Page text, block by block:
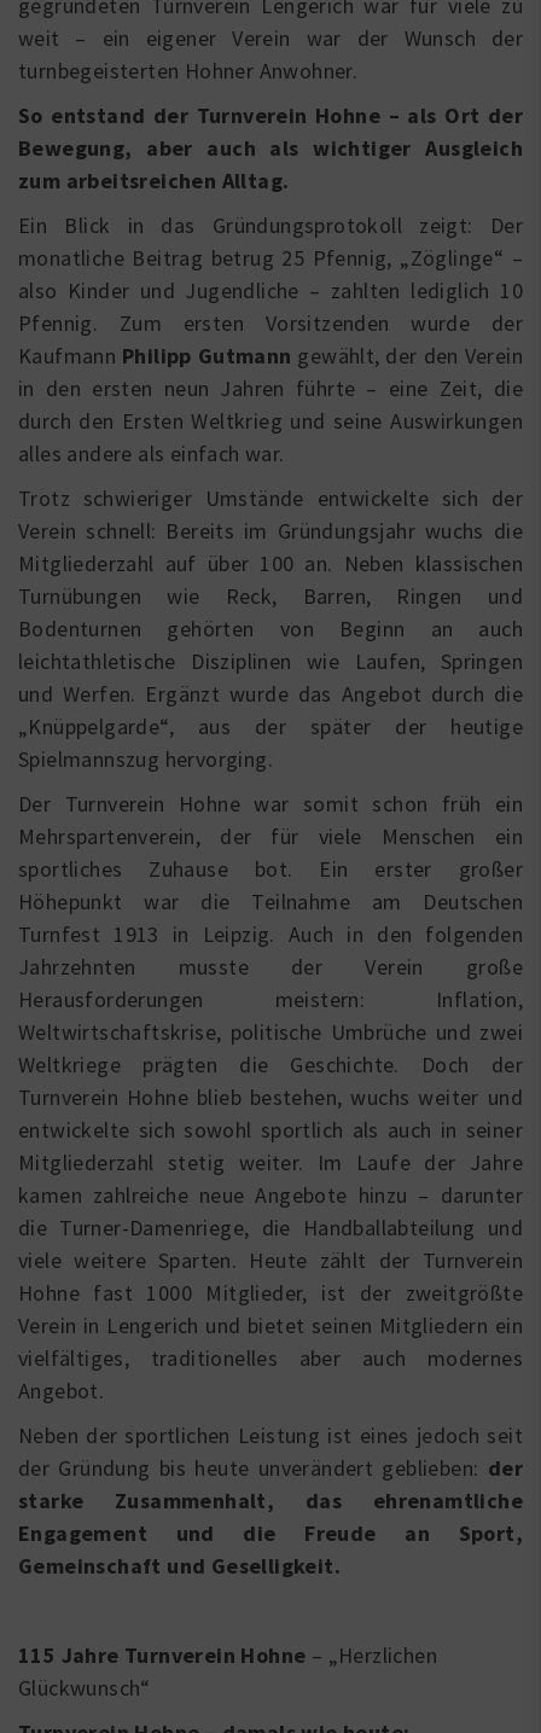
weit – ein eigener Verein war der Wunsch der
turnbegeisterten Hohner Anwohner.
So entstand der Turnverein Hohne – als Ort der
Bewegung, aber auch als wichtiger Ausgleich
zum arbeitsreichen Alltag.
Ein Blick in das Gründungsprotokoll zeigt: Der
monatliche Beitrag betrug 25 Pfennig, „Zöglinge“ –
also Kinder und Jugendliche – zahlten lediglich 10
Pfennig. Zum ersten Vorsitzenden wurde der
Kaufmann Philipp Gutmann gewählt, der den Verein
in den ersten neun Jahren führte – eine Zeit, die
durch den Ersten Weltkrieg und seine Auswirkungen
alles andere als einfach war.
Trotz schwieriger Umstände entwickelte sich der
Verein schnell: Bereits im Gründungsjahr wuchs die
Mitgliederzahl auf über 100 an. Neben klassischen
Turnübungen wie Reck, Barren, Ringen und
Bodenturnen gehörten von Beginn an auch
leichtathletische Disziplinen wie Laufen, Springen
und Werfen. Ergänzt wurde das Angebot durch die
„Knüppelgarde“, aus der später der heutige
Spielmannszug hervorging.
Der Turnverein Hohne war somit schon früh ein
Mehrspartenverein, der für viele Menschen ein
sportliches Zuhause bot. Ein erster großer
Höhepunkt war die Teilnahme am Deutschen
Turnfest 1913 in Leipzig. Auch in den folgenden
Jahrzehnten musste der Verein große
Herausforderungen meistern: Inflation,
Weltwirtschaftskrise, politische Umbrüche und zwei
Weltkriege prägten die Geschichte. Doch der
Turnverein Hohne blieb bestehen, wuchs weiter und
entwickelte sich sowohl sportlich als auch in seiner
Mitgliederzahl stetig weiter. Im Laufe der Jahre
kamen zahlreiche neue Angebote hinzu – darunter
die Turner-Damenriege, die Handballabteilung und
viele weitere Sparten. Heute zählt der Turnverein
Hohne fast 1000 Mitglieder, ist der zweitgrößte
Verein in Lengerich und bietet seinen Mitgliedern ein
vielfältiges, traditionelles aber auch modernes
Angebot.
Neben der sportlichen Leistung ist eines jedoch seit
der Gründung bis heute unverändert geblieben: der
starke Zusammenhalt, das ehrenamtliche
Engagement und die Freude an Sport,
Gemeinschaft und Geselligkeit.
115 Jahre Turnverein Hohne – „Herzlichen
Glückwunsch“